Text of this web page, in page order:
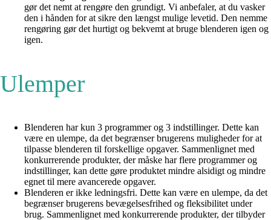
gør det nemt at rengøre den grundigt. Vi anbefaler, at du vasker
den i hånden for at sikre den længst mulige levetid. Den nemme
rengøring gør det hurtigt og bekvemt at bruge blenderen igen og
igen.
Ulemper
Blenderen har kun 3 programmer og 3 indstillinger. Dette kan
være en ulempe, da det begrænser brugerens muligheder for at
tilpasse blenderen til forskellige opgaver. Sammenlignet med
konkurrerende produkter, der måske har flere programmer og
indstillinger, kan dette gøre produktet mindre alsidigt og mindre
egnet til mere avancerede opgaver.
Blenderen er ikke ledningsfri. Dette kan være en ulempe, da det
begrænser brugerens bevægelsesfrihed og fleksibilitet under
brug. Sammenlignet med konkurrerende produkter, der tilbyder